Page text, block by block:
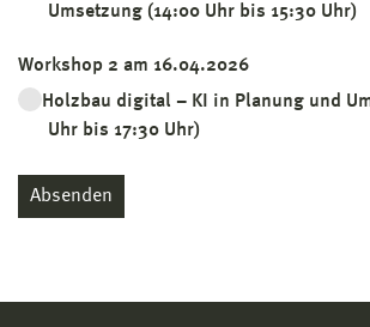
Umsetzung (14:00 Uhr bis 15:30 Uhr)
Workshop 2 am 16.04.2026
Holzbau digital – KI in Planung und
Uhr bis 17:30 Uhr)
Absenden